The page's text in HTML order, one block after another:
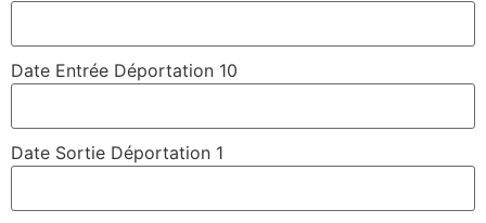
Date Entrée Déportation 10
Date Sortie Déportation 1